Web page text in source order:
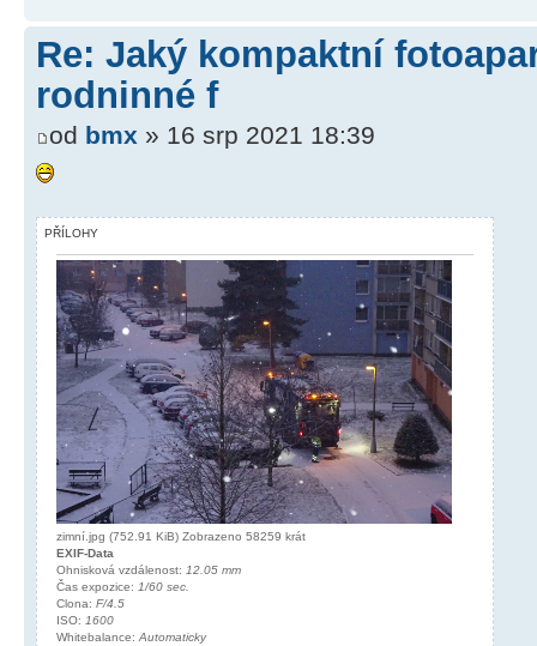
Re: Jaký kompaktní
rodninné f
od bmx » 16 srp 2021 18:39
PŘÍLOHY
zimní.jpg (752.91 KiB) Zobrazeno 58259 krát
EXIF-Data
Ohnisková vzdálenost: 12.05 mm
Čas expozice: 1/60 sec.
Clona: F/4.5
ISO: 1600
Whitebalance:Automaticky